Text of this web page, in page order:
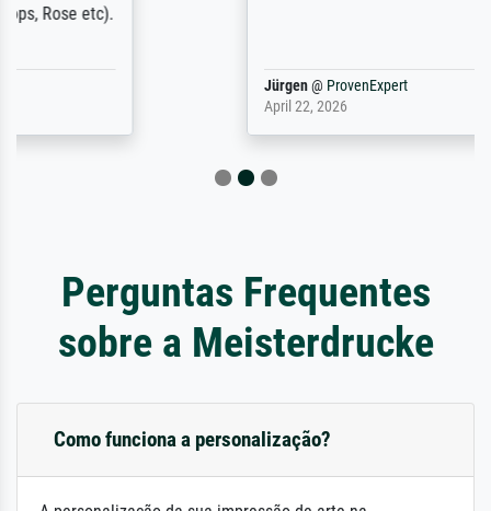
Perguntas Frequentes
sobre a Meisterdrucke
Como funciona a personalização?